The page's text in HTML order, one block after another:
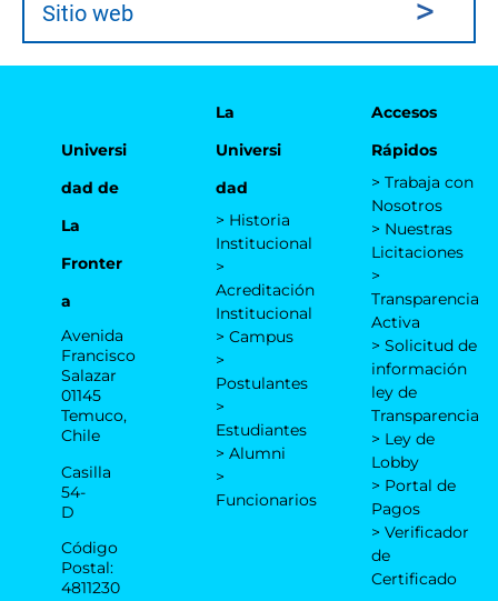
Sitio web
Universi
dad de
La
Fronter
a
Avenida
Francisco
Salazar
01145
Temuco,
Chile
Casilla
54-
D
Código
Postal:
4811230
La
Universi
dad
> Historia
Institucional
>
Acreditación
Institucional
> Campus
>
Postulantes
>
Estudiantes
> Alumni
>
Funcionarios
Accesos
Rápidos
> Trabaja con
Nosotros
> Nuestras
Licitaciones
>
Transparencia
Activa
> Solicitud de
información
ley de
Transparencia
> Ley de
Lobby
> Portal de
Pagos
> Verificador
de
Certificado